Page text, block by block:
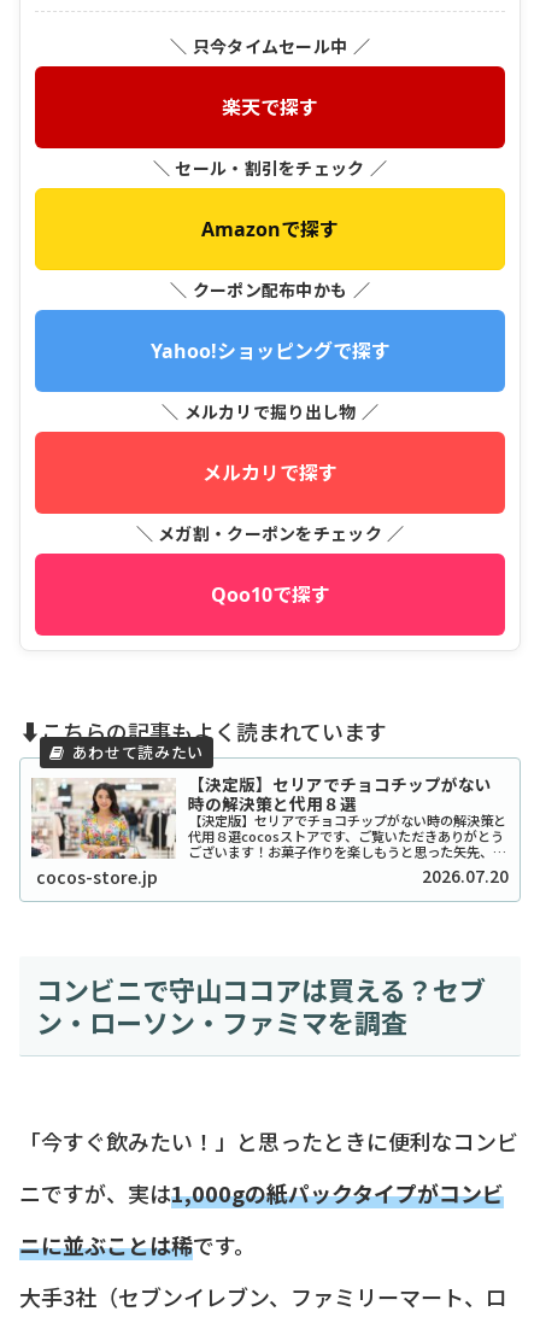
＼ 只今タイムセール中 ／
楽天で探す
＼ セール・割引をチェック ／
Amazonで探す
＼ クーポン配布中かも ／
Yahoo!ショッピングで探す
＼ メルカリで掘り出し物 ／
メルカリで探す
＼ メガ割・クーポンをチェック ／
Qoo10で探す
⬇️こちらの記事もよく読まれています
【決定版】セリアでチョコチップがない
時の解決策と代用８選
【決定版】セリアでチョコチップがない時の解決策と
代用８選cocosストアです、ご覧いただきありがとう
ございます！お菓子作りを楽しもうと思った矢先、セ
リアでチョコチップが「ない！」と困ったことはあり
ませんか？実は私も、クッキーを焼こうとした日...
cocos-store.jp 2026.07.20
コンビニで守山ココアは買える？セブ
ン・ローソン・ファミマを調査
「今すぐ飲みたい！」と思ったときに便利なコンビ
ニですが、実は1,000gの紙パックタイプがコンビ
ニに並ぶことは稀です。
大手3社（セブンイレブン、ファミリーマート、ロ